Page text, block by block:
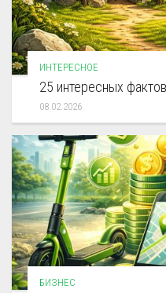
ИНТЕРЕСНОЕ
25 интересных
08.02.2026
БИЗНЕС